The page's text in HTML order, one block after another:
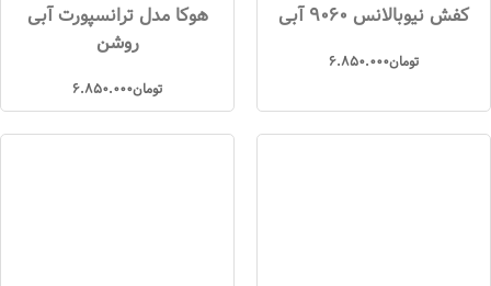
کفش نیوبالانس 9060 آبی
تومان6.850.000
هوکا مدل ترانسپورت آبی
روشن
تومان6.850.000